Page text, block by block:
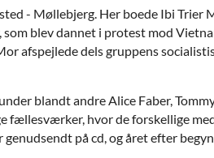
- Møllebjerg. Her boede Ibi
blev dannet i protest mod
afspejlede dels gruppens
blandt andre Alice Faber,
fællesværker, hvor de forskellige
på cd, og året efter